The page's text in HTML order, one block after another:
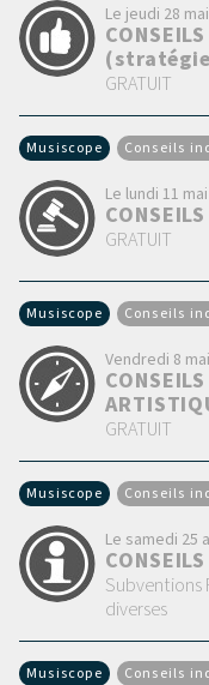
Le jeudi 28
GRATUIT
Musiscope Conseils
Le lundi 11
GRATUIT
Musiscope Conseils
Vendredi 8
GRATUIT
Musiscope Conseils
Le samedi 25
Subventions
diverses
Musiscope Conseils